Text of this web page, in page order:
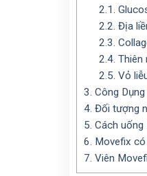
2.1.
2.2. Địa
2.3.
2.4. Thiên
2.5. Vỏ
3. Công
4. Đối tượng
5. Cách
6. Movefix
7. Viên